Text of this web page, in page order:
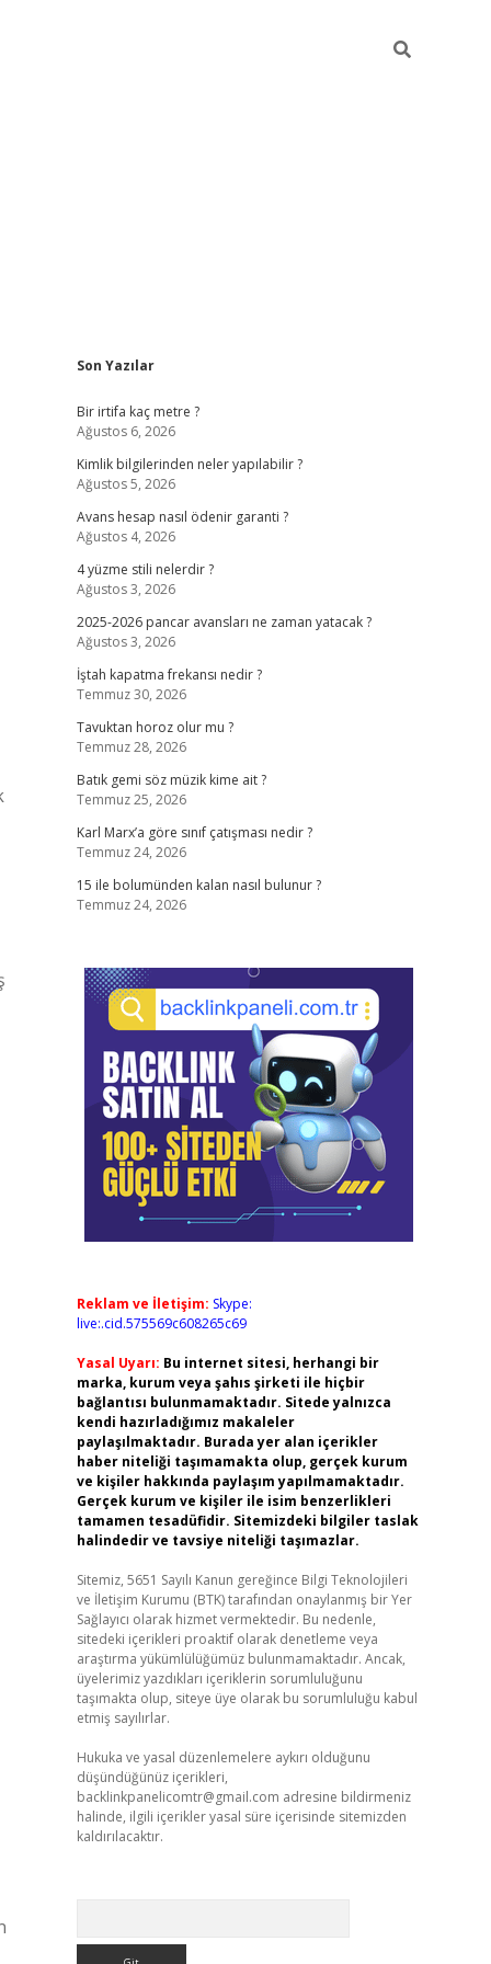
Sidebar
Son Yazılar
Bir irtifa kaç metre ?
Ağustos 6, 2026
Kimlik bilgilerinden neler yapılabilir ?
Ağustos 5, 2026
Avans hesap nasıl ödenir garanti ?
Ağustos 4, 2026
4 yüzme stili nelerdir ?
Ağustos 3, 2026
2025-2026 pancar avansları ne zaman yatacak ?
Ağustos 3, 2026
İştah kapatma frekansı nedir ?
Temmuz 30, 2026
Tavuktan horoz olur mu ?
Temmuz 28, 2026
Batık gemi söz müzik kime ait ?
Temmuz 25, 2026
Karl Marx’a göre sınıf çatışması nedir ?
Temmuz 24, 2026
15 ile bolumünden kalan nasıl bulunur ?
Temmuz 24, 2026
Reklam ve İletişim: Skype:
live:.cid.575569c608265c69
Yasal Uyarı: Bu internet sitesi, herhangi bir
marka, kurum veya şahıs şirketi ile hiçbir
bağlantısı bulunmamaktadır. Sitede yalnızca
kendi hazırladığımız makaleler
paylaşılmaktadır. Burada yer alan içerikler
haber niteliği taşımamakta olup, gerçek kurum
ve kişiler hakkında paylaşım yapılmamaktadır.
Gerçek kurum ve kişiler ile isim benzerlikleri
tamamen tesadüfidir. Sitemizdeki bilgiler taslak
halindedir ve tavsiye niteliği taşımazlar.
Sitemiz, 5651 Sayılı Kanun gereğince Bilgi Teknolojileri
ve İletişim Kurumu (BTK) tarafından onaylanmış bir Yer
Sağlayıcı olarak hizmet vermektedir. Bu nedenle,
sitedeki içerikleri proaktif olarak denetleme veya
araştırma yükümlülüğümüz bulunmamaktadır. Ancak,
üyelerimiz yazdıkları içeriklerin sorumluluğunu
taşımakta olup, siteye üye olarak bu sorumluluğu kabul
etmiş sayılırlar.
Hukuka ve yasal düzenlemelere aykırı olduğunu
düşündüğünüz içerikleri,
backlinkpanelicomtr@gmail.com adresine bildirmeniz
halinde, ilgili içerikler yasal süre içerisinde sitemizden
kaldırılacaktır.